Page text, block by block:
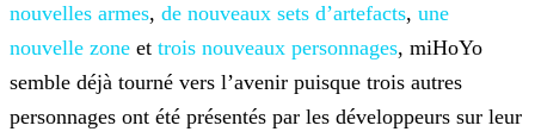
nouvelles armes, de nouveaux sets d’artefacts, une
nouvelle zone et trois nouveaux personnages, miHoYo
semble déjà tourné vers l’avenir puisque trois autres
personnages ont été présentés par les développeurs sur leur